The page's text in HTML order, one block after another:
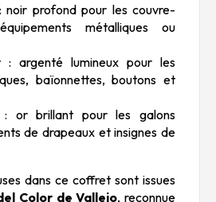
: noir profond pour les couvre-
métalliques ou
: argenté lumineux pour les
baïonnettes, boutons et
: or brillant pour les galons
de drapeaux et insignes de
dans ce coffret sont issues
Color de Vallejo, reconnue